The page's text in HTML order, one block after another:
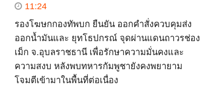
11:24
รองโฆษกกองทัพบก ยืนยัน ออกคำสั่งควบคุมส่ง
ออกน้ำมันและ ยุทโธปกรณ์ จุดผ่านแดนถาวรช่อง
เม็ก จ.อุบลราชธานี เพื่อรักษาความมั่นคงและ
ความสงบ หลังพบทหารกัมพูชายังคงพยายาม
โจมตีเข้ามาในพื้นที่ต่อเนื่อง